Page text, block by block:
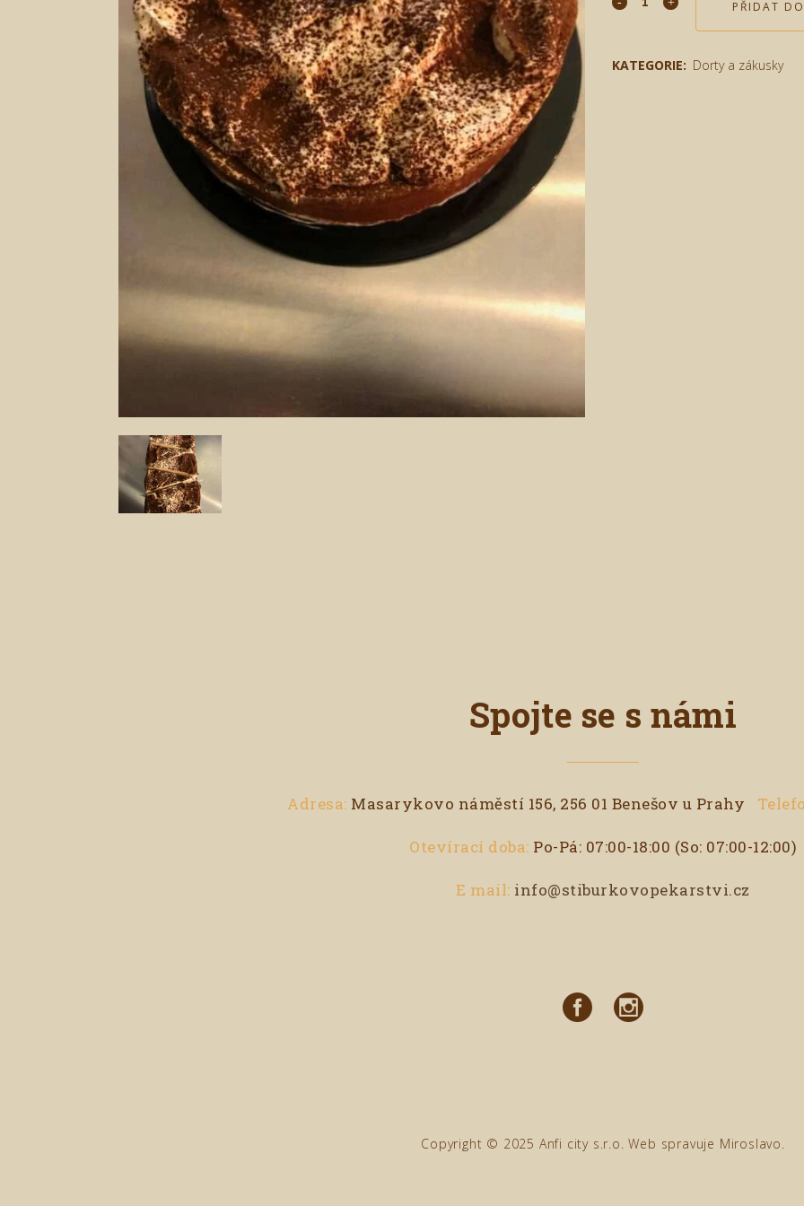
PŘIDAT
KATEGORIE: Dorty a zákusky
Spojte se s námi
Adresa: Masarykovo náměstí 156, 256 01 Benešov u Prahy
Otevírací doba: Po-Pá: 07:00-18:00 (So: 07:00-12:00)
E mail: info@stiburkovopekarstvi.cz
Copyright © 2025 Anfi city s.r.o. Web spravuje Miroslavo.